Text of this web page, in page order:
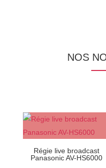
NOS
Régie live broadcast
Panasonic AV-HS6000